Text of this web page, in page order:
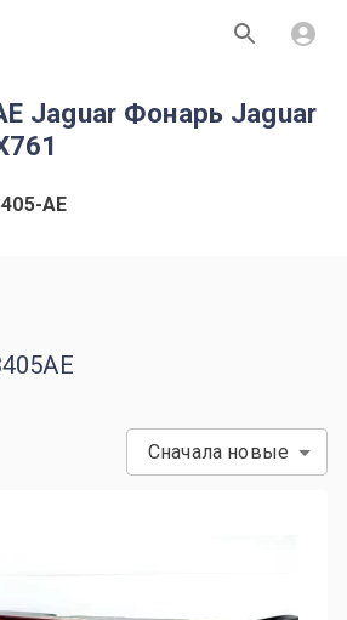
Jaguar Фонарь Jaguar
AE
Сначала новые